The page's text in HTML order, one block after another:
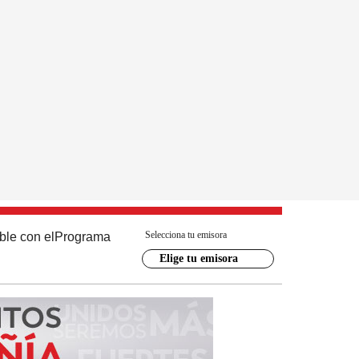
con el Programa Selecciona tu emisora
Elige tu emisora